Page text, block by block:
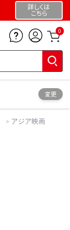
詳しくは
こちら
0
変更
アジア映画